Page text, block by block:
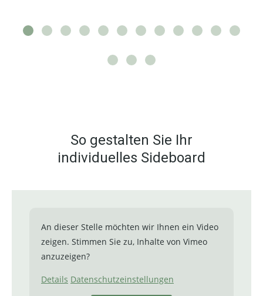
So gestalten Sie Ihr
individuelles Sideboard
An dieser Stelle möchten wir Ihnen ein Video
zeigen. Stimmen Sie zu, Inhalte von Vimeo
anzuzeigen?
Details Datenschutzeinstellungen